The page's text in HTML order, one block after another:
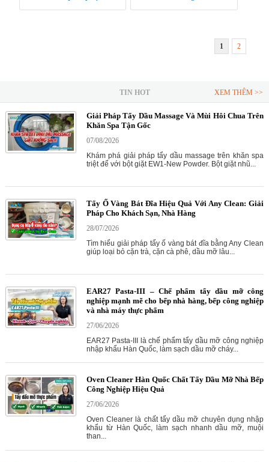
1 2
TIN HOT XEM THÊM >>
Giải Pháp Tẩy Dầu Massage Và Mùi Hôi Chua Trên
Khăn Spa Tận Gốc
07/08/2026
Khám phá giải pháp tẩy dầu massage trên khăn spa
triệt để với bột giặt EW1-New Powder. Bột giặt nhũ...
Tẩy Ố Vàng Bát Đĩa Hiệu Quả Với Any Clean: Giải
Pháp Cho Khách Sạn, Nhà Hàng
28/07/2026
Tìm hiểu giải pháp tẩy ố vàng bát đĩa bằng Any Clean
giúp loại bỏ cặn trà, cặn cà phê, dầu mỡ lâu...
EAR27 Pasta-III – Chế phẩm tẩy dầu mỡ công
nghiệp mạnh mẽ cho bếp nhà hàng, bếp công nghiệp
và nhà máy thực phẩm
27/06/2026
EAR27 Pasta-III là chế phẩm tẩy dầu mỡ công nghiệp
nhập khẩu Hàn Quốc, làm sạch dầu mỡ cháy...
Oven Cleaner Hàn Quốc Chất Tẩy Dầu Mỡ Nhà Bếp
Công Nghiệp Hiệu Quả
27/06/2026
Oven Cleaner là chất tẩy dầu mỡ chuyên dụng nhập
khẩu từ Hàn Quốc, làm sạch nhanh dầu mỡ, muội
than...